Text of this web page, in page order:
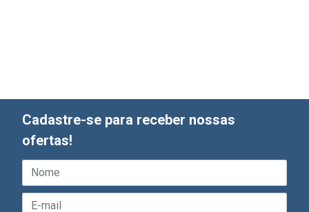
Cadastre-se para receber nossas
ofertas!